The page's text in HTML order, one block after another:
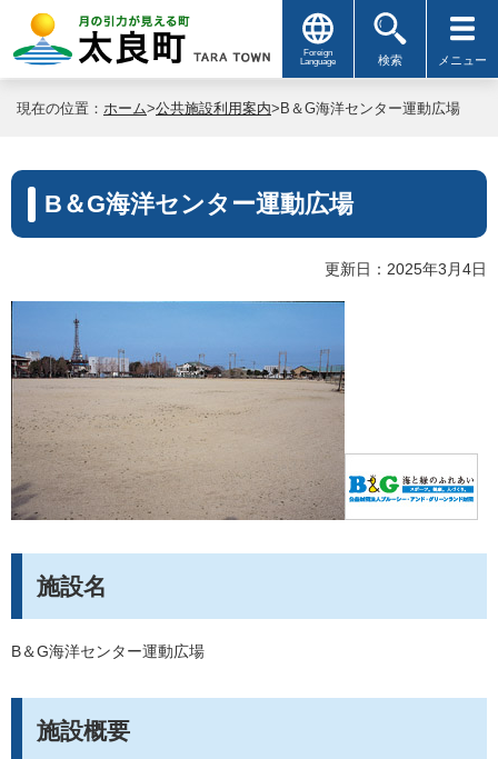
Foreign
Language
検索 メニュー
現在の位置： ホーム>公共施設利用案内>B＆G海洋センター運動広場
B＆G海洋センター運動広場
更新日：2025年3月4日
施設名
B＆G海洋センター運動広場
施設概要